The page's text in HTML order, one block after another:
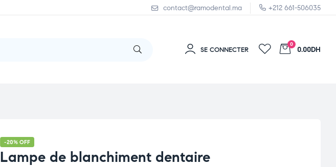
contact@ramodental.ma +212 661-506035
SE CONNECTER
0
0.00DH
-20% OFF
Lampe de blanchiment dentaire